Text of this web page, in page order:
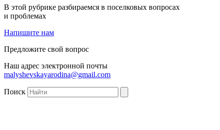
В этой рубрике разбираемся в поселковых вопросах
и проблемах
Напишите нам
Предложите свой вопрос
Наш адрес электронной почты
malyshevskayarodina@gmail.com
Поиск